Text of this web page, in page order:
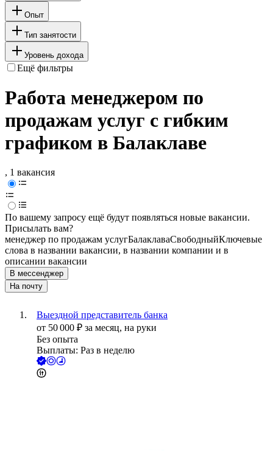
Опыт
Тип занятости
Уровень дохода
Ещё фильтры
Работа менеджером по
продажам услуг с гибким
графиком в Балаклаве
, 1 вакансия
По вашему запросу ещё будут появляться новые вакансии.
Присылать вам?
менеджер по продажам услугБалаклаваСвободныйКлючевые
слова в названии вакансии, в названии компании и в
описании вакансии
В мессенджер
На почту
Выездной представитель банка
от 50 000 ₽ за месяц, на руки
Без опыта
Выплаты: Раз в неделю